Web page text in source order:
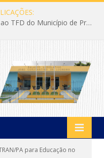
Entrega dos veículos destinados ao TFD do Município de Primavera
PA para Educação no